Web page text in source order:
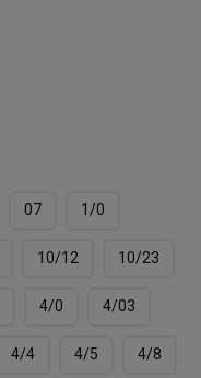
07 1/0
10/12 10/23
4/0 4/03
4/4 4/5 4/8